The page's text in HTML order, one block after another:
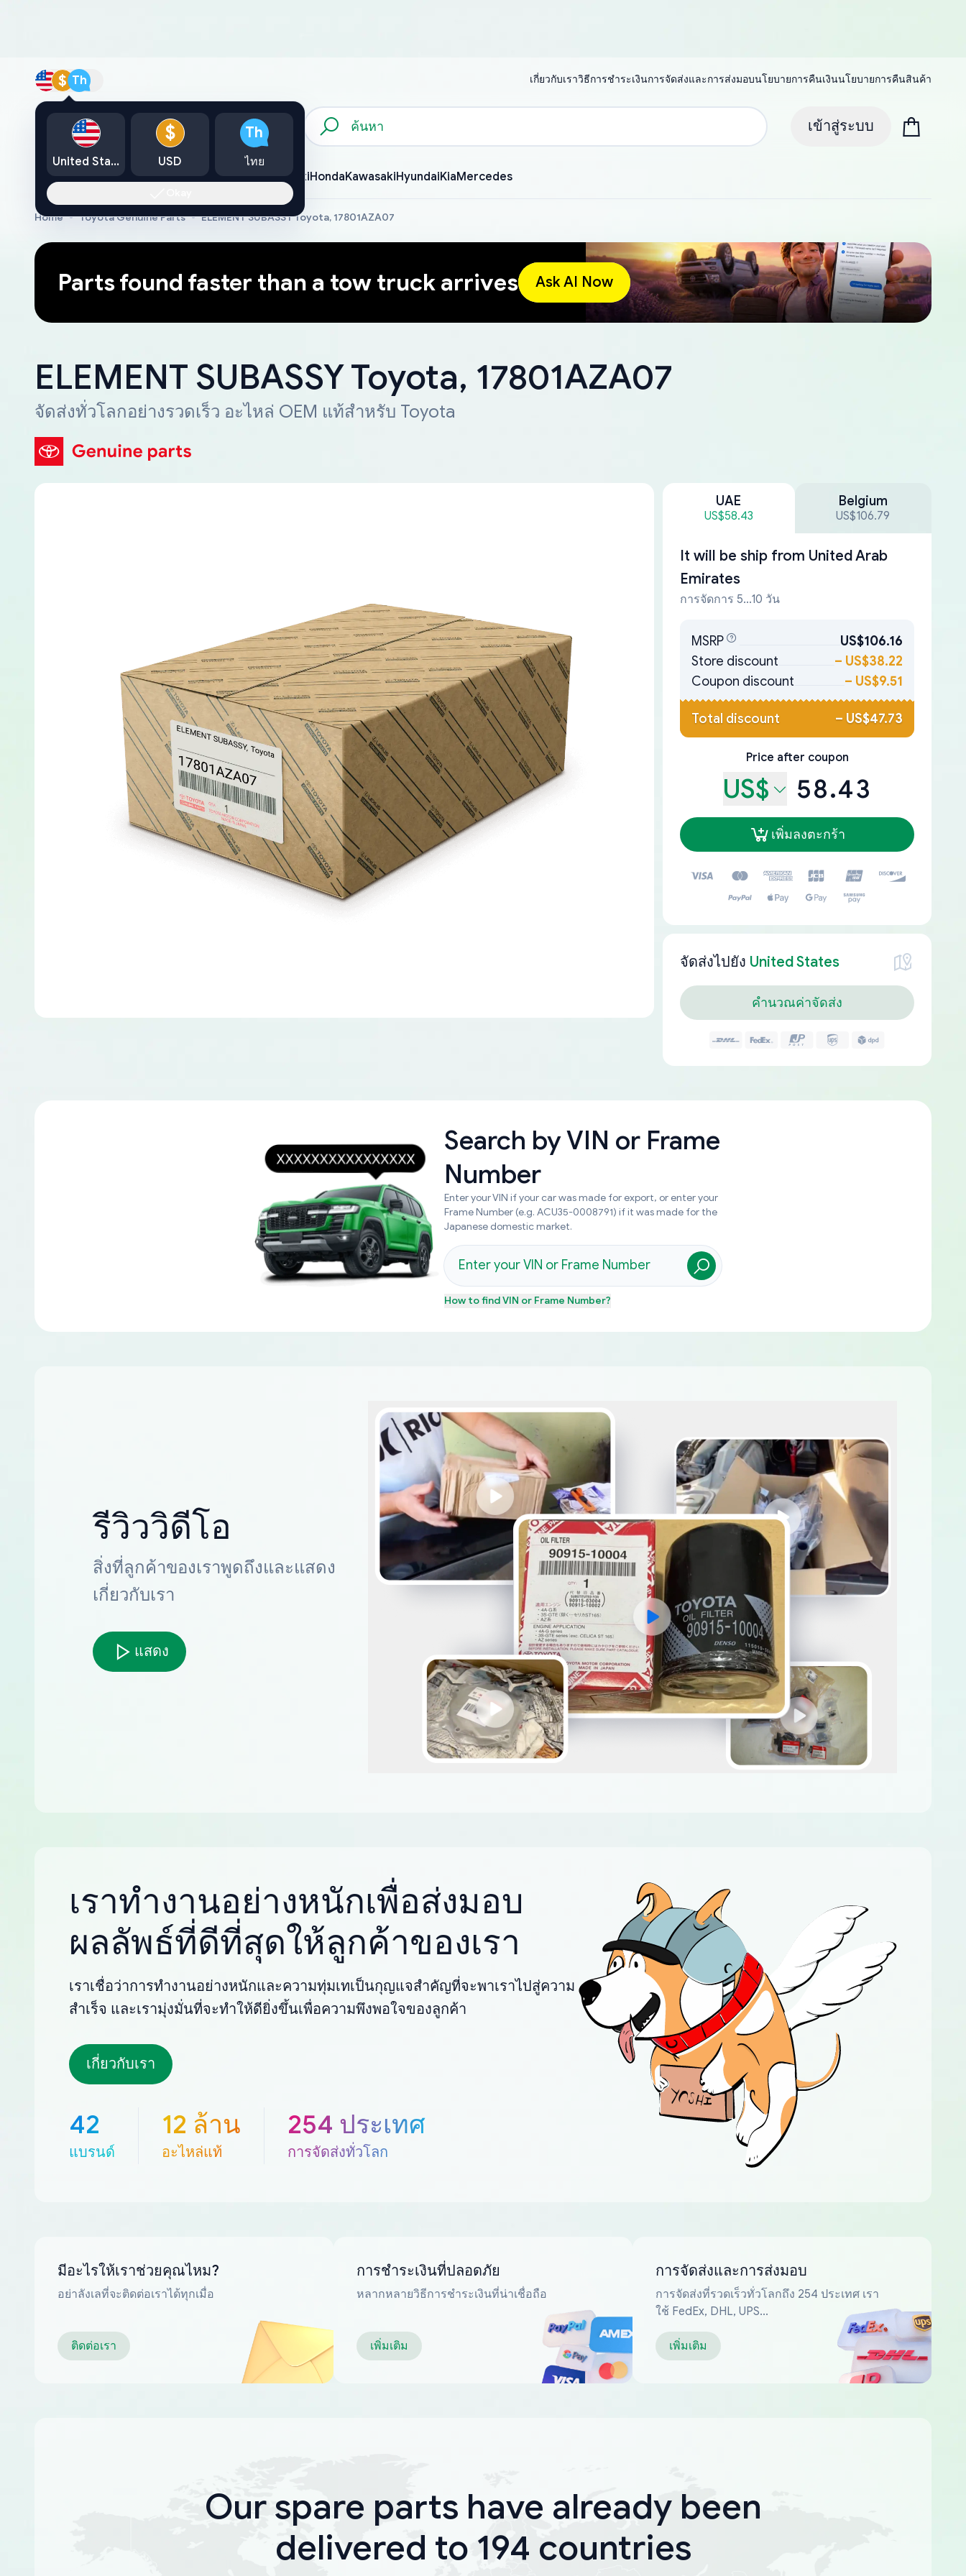
$ Th เกี่ยวกับเราวิธีการชำระเงินการจัดส่งและการส่งมอบนโยบายการคืนเงินนโยบายการคืนสินค้า
แคตตาล็อก เข้าสู่ระบบ
ToyotaLexusNissanMazdaMitsubishiYamahaSuzukiHondaKawasakiHyundaiKiaMercedes
Home Toyota Genuine Parts ELEMENT SUBASSY Toyota, 17801AZA07
Parts found faster than a tow truck arrives Ask AI Now
ELEMENT SUBASSY Toyota, 17801AZA07
จัดส่งทั่วโลกอย่างรวดเร็ว อะไหล่ OEM แท้สำหรับ Toyota
UAE
US$58.43
Belgium
US$106.79
It will be ship from United Arab
Emirates
การจัดการ 5...10 วัน
MSRP
US$106.16
Store discount
– US$38.22
Coupon discount
– US$9.51
Total discount – US$47.73
Price after coupon
US$ 58.43
เพิ่มลงตะกร้า
จัดส่งไปยัง United States
คำนวณค่าจัดส่ง
Search byVIN or Frame
Number
Enter your VIN if your car was made for export, or enter your
Frame Number (e.g. ACU35-0008791) if it was made for the
Japanese domestic market.
How to findVIN or Frame Number?
รีวิววิดีโอ
สิ่งที่ลูกค้าของเราพูดถึงและแสดง
เกี่ยวกับเรา
แสดง
เราทำงานอย่างหนักเพื่อส่งมอบ
ผลลัพธ์ที่ดีที่สุดให้ลูกค้าของเรา
เราเชื่อว่าการทำงานอย่างหนักและความทุ่มเทเป็นกุญแจสำคัญที่จะพาเราไปสู่ความ
สำเร็จ และเรามุ่งมั่นที่จะทำให้ดียิ่งขึ้นเพื่อความพึงพอใจของลูกค้า
เกี่ยวกับเรา
42
แบรนด์
12 ล้าน
อะไหล่แท้
254 ประเทศ
การจัดส่งทั่วโลก
มีอะไรให้เราช่วยคุณไหม?
อย่าลังเลที่จะติดต่อเราได้ทุกเมื่อ
ติดต่อเรา
การชำระเงินที่ปลอดภัย
หลากหลายวิธีการชำระเงินที่น่าเชื่อถือ
เพิ่มเติม
การจัดส่งและการส่งมอบ
การจัดส่งที่รวดเร็วทั่วโลกถึง 254 ประเทศ เรา
ใช้ FedEx, DHL, UPS...
เพิ่มเติม
Our spare parts have already been
delivered to 194 countries
United States
$
USD
Th
ไทย